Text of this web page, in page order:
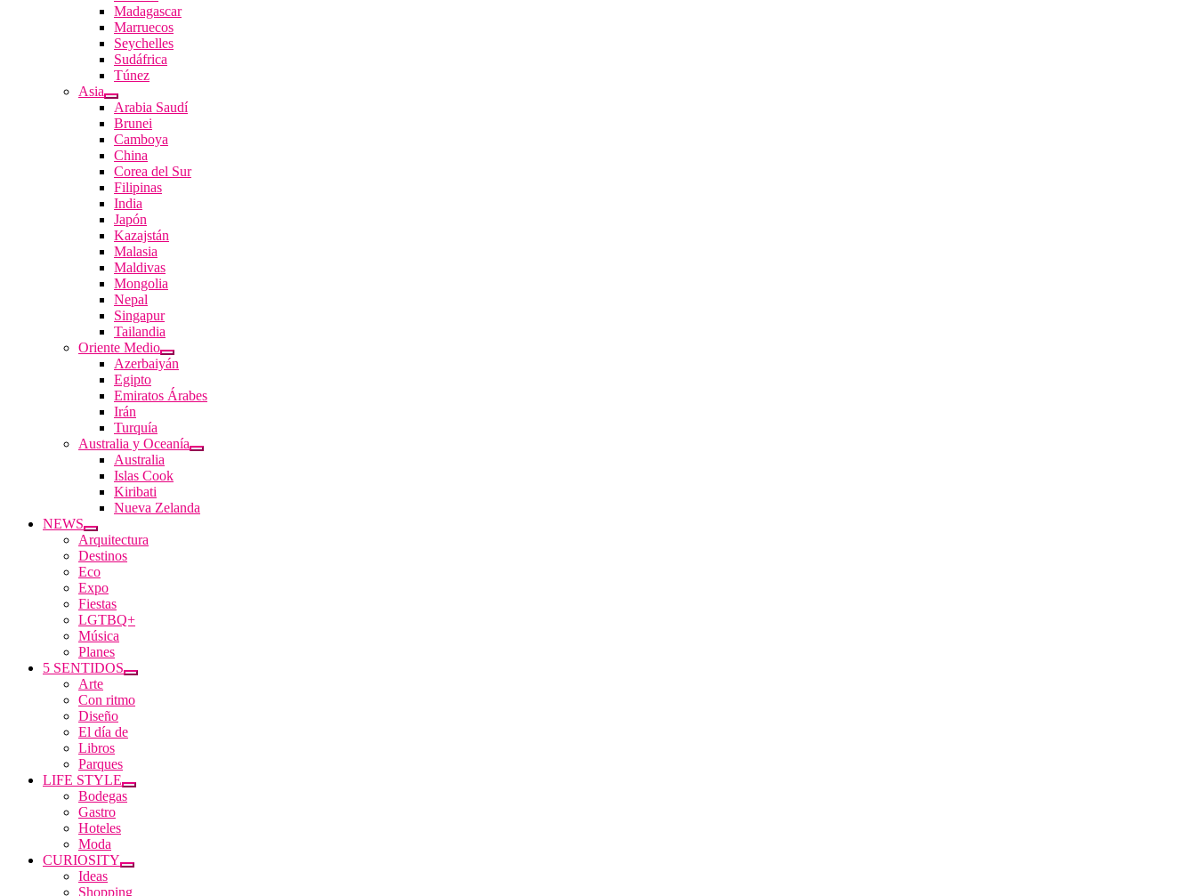
Madagascar
Marruecos
Seychelles
Sudáfrica
Túnez
Asia
Arabia Saudí
Brunei
Camboya
China
Corea del Sur
Filipinas
India
Japón
Kazajstán
Malasia
Maldivas
Mongolia
Nepal
Singapur
Tailandia
Oriente Medio
Azerbaiyán
Egipto
Emiratos Árabes
Irán
Turquía
Australia y Oceanía
Australia
Islas Cook
Kiribati
Nueva Zelanda
NEWS
Arquitectura
Destinos
Eco
Expo
Fiestas
LGTBQ+
Música
Planes
5 SENTIDOS
Arte
Con ritmo
Diseño
El día de
Libros
Parques
LIFE STYLE
Bodegas
Gastro
Hoteles
Moda
CURIOSITY
Ideas
Shopping